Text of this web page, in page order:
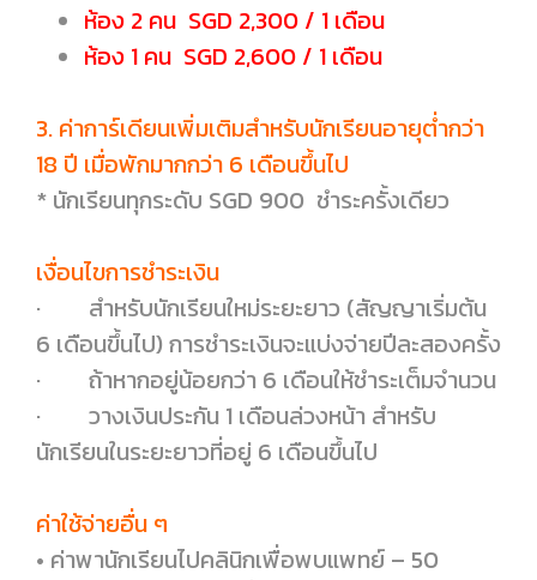
ห้อง 2 คน SGD 2,300 / 1 เดือน
ห้อง 1 คน SGD 2,600 / 1 เดือน
3. ค่าการ์เดียนเพิ่มเติมสำหรับนักเรียนอายุต่ำกว่า
18 ปี เมื่อพักมากกว่า 6 เดือนขึ้นไป
* นักเรียนทุกระดับ SGD 900 ชำระครั้งเดียว
เงื่อนไขการชำระเงิน
· สำหรับนักเรียนใหม่ระยะยาว (สัญญาเริ่มต้น
6 เดือนขึ้นไป) การชำระเงินจะแบ่งจ่ายปีละสองครั้ง
· ถ้าหากอยู่น้อยกว่า 6 เดือนให้ชำระเต็มจำนวน
· วางเงินประกัน 1 เดือนล่วงหน้า สำหรับ
นักเรียนในระยะยาวที่อยู่ 6 เดือนขึ้นไป
ค่าใช้จ่ายอื่น ๆ
• ค่าพานักเรียนไปคลินิกเพื่อพบแพทย์ – 50